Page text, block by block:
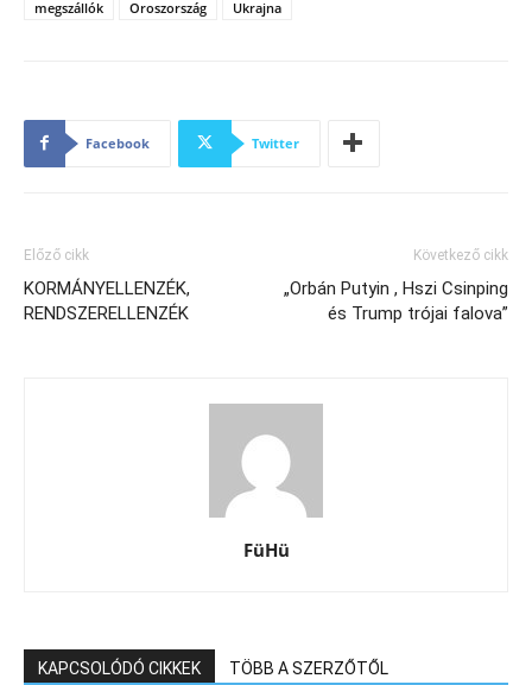
megszállók Oroszország Ukrajna
Facebook Twitter
Előző cikk
KORMÁNYELLENZÉK,
RENDSZERELLENZÉK
Következő cikk
„Orbán Putyin , Hszi Csinping
és Trump trójai falova”
FüHü
KAPCSOLÓDÓ CIKKEK TÖBB A SZERZŐTŐL